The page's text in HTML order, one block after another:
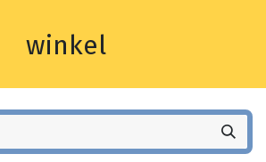
winkel